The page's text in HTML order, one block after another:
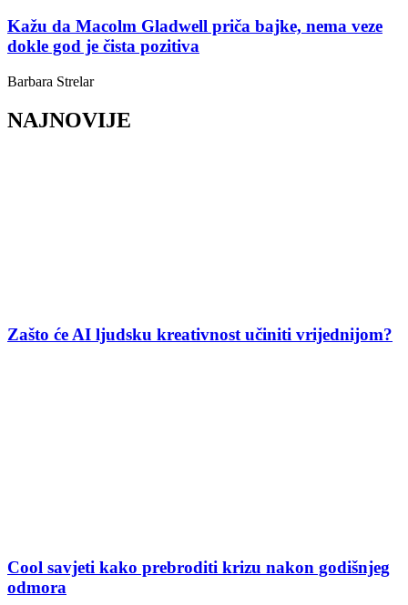
Kažu da Macolm Gladwell priča bajke, nema veze
dokle god je čista pozitiva
Barbara Strelar
NAJNOVIJE
Zašto će AI ljudsku kreativnost učiniti vrijednijom?
Cool savjeti kako prebroditi krizu nakon godišnjeg
odmora